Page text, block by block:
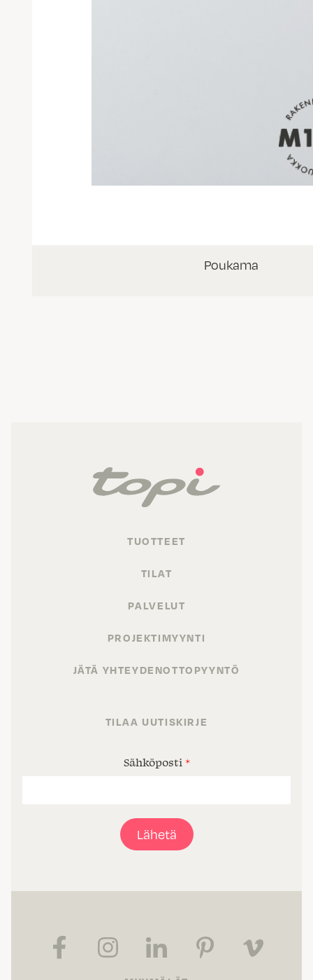
Poukama
TUOTTEET
TILAT
PALVELUT
PROJEKTIMYYNTI
JÄTÄ YHTEYDENOTTOPYYNTÖ
TILAA UUTISKIRJE
Sähköposti *
Lähetä